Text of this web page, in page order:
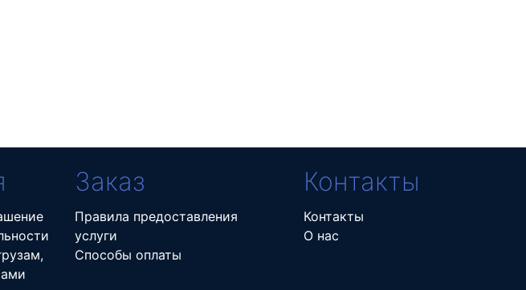
Заказ
Правила предоставления
услуги
Способы оплаты
Контакты
Контакты
О нас